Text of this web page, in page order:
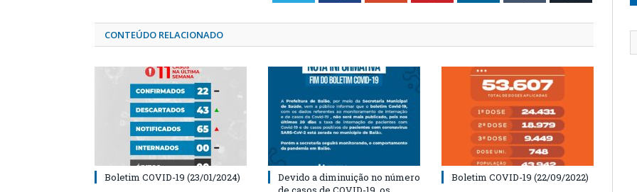
CONTEÚDO RELACIONADO
Boletim COVID-19 (23/01/2024)
Devido a diminuição no número
Boletim COVID-19 (22/09/2022)